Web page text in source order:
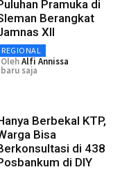
Pramuka di
Berangkat
XII
REGIONAL
OlehAlfi Annissa
baru saja
Berbekal KTP,
Bisa
di 438
di DIY